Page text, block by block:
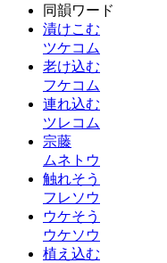
同韻ワード
漬けこむ
ツケコム
老け込む
フケコム
連れ込む
ツレコム
宗藤
ムネトウ
触れそう
フレソウ
ウケそう
ウケソウ
植え込む